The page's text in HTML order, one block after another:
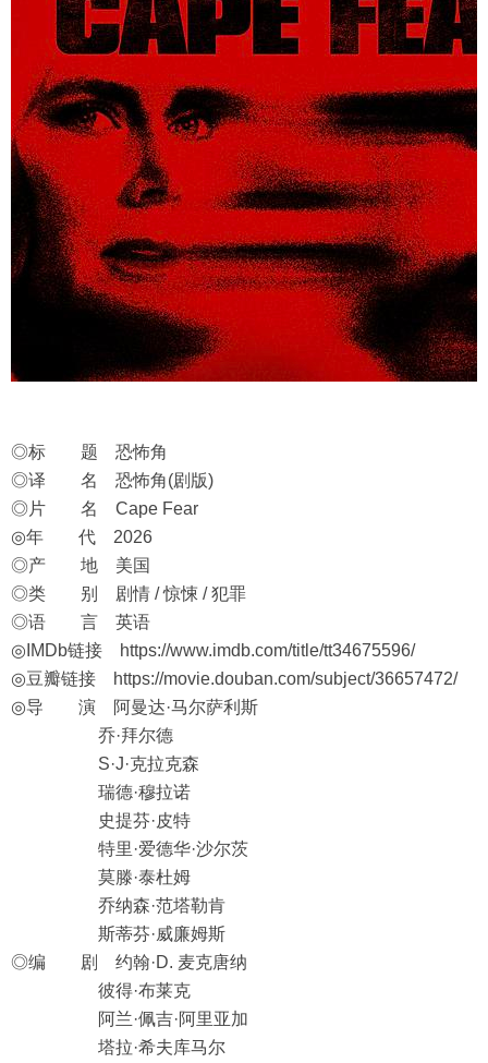
◎标 题 恐怖角
◎译 名 恐怖角(剧版)
◎片 名 Cape Fear
◎年 代 2026
◎产 地 美国
◎类 别 剧情 / 惊悚 / 犯罪
◎语 言 英语
◎IMDb链接
https://www.imdb.com/title/tt34675596/
◎豆瓣链接
https://movie.douban.com/subject/36657472/
◎导 演 阿曼达·马尔萨利斯
乔·拜尔德
S·J·克拉克森
瑞德·穆拉诺
史提芬·皮特
特里·爱德华·沙尔茨
莫滕·泰杜姆
乔纳森·范塔勒肯
斯蒂芬·威廉姆斯
◎编 剧 约翰·D. 麦克唐纳
彼得·布莱克
阿兰·佩吉·阿里亚加
塔拉·希夫库马尔